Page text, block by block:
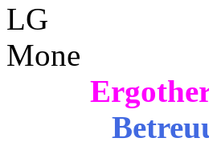
LG
Mone